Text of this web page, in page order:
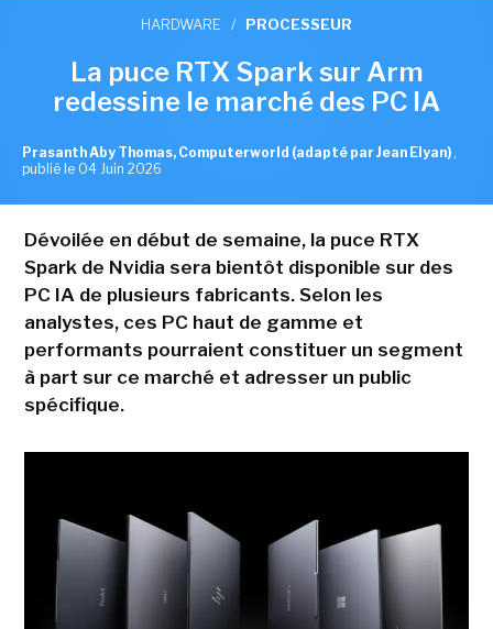
HARDWARE / PROCESSEUR
La puce RTX Spark sur Arm
redessine le marché des PC IA
Prasanth Aby Thomas, Computerworld (adapté par Jean Elyan) ,
publié le 04 Juin 2026
Dévoilée en début de semaine, la puce RTX
Spark de Nvidia sera bientôt disponible sur des
PC IA de plusieurs fabricants. Selon les
analystes, ces PC haut de gamme et
performants pourraient constituer un segment
à part sur ce marché et adresser un public
spécifique.